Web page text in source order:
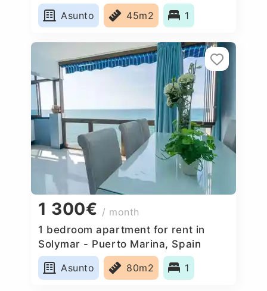
Asunto
45m2 1
1 300€ / month
1 bedroom apartment for rent in
Solymar - Puerto Marina, Spain
Asunto
80m2 1